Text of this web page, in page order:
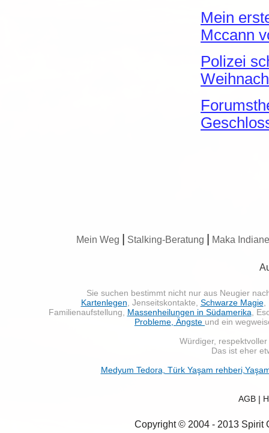
Mein
Mccann
Polizei
Mein Weg Stalking-Beratung Maka
Sie suchen bestimmt nicht nur aus Neugier
Kartenlegen , Jenseitskontakte, Schwarze Magie,
Familienaufstellung, Massenheilungen in Südamerika ,
Probleme, Ängste und ein
Würdiger,
Das ist eher
Medyum Tedora, Türk Yaşam
AGB |
Copyright © 2004 - 2013 Spirit